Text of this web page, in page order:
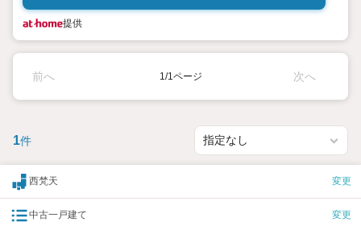
提供
前へ 1/1ページ 次へ
1件
西梵天 変更
中古一戸建て 変更